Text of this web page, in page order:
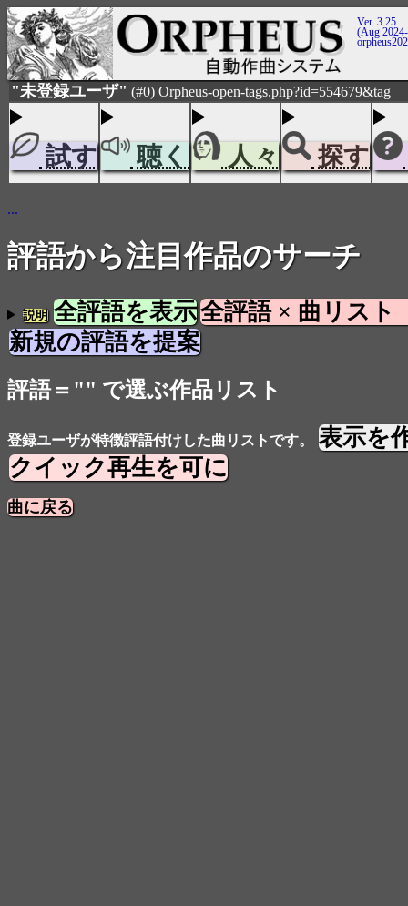
Ver. 3.25
(Aug
"未登録ユーザ" (#0) Orpheus-open-tags.php?id=554679&tag
試す 聴く 人々 探す
...
評語から注目作品のサーチ
説明 全評語を表示全評語 × 曲リスト
新規の評語を提案
評語＝"" で選ぶ作品リスト
登録ユーザが特徴評語付けした曲リストです。
表示を
クイック再生を可に
曲に戻る